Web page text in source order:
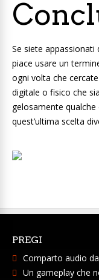
Se siete appassionati
piace usare un
ogni volta che
digitale o fisico che
gelosamente
quest’ultima scelta
PREGI
Comparto audio
Un gameplay che